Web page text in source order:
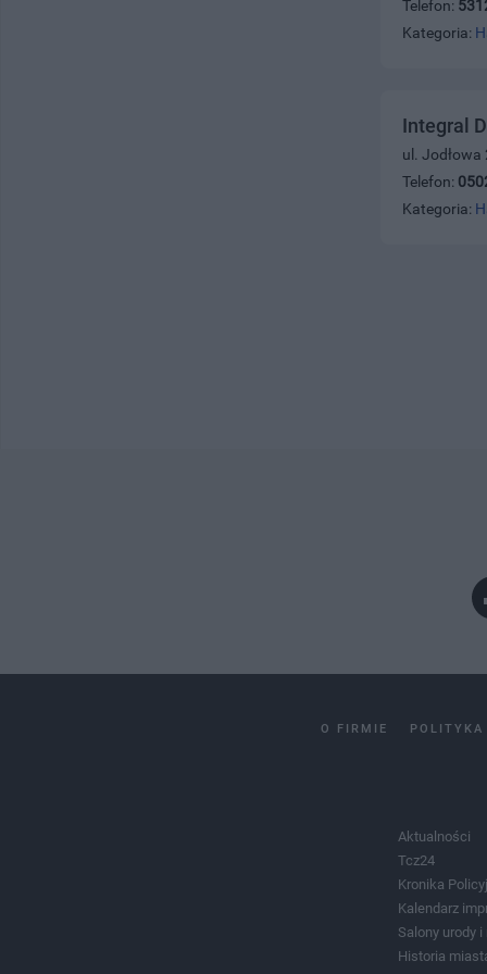
Telefon:
Kategoria:
Integral
ul. Jodłowa
Telefon:
Kategoria:
O FIRMIE POLITYKA
Aktualności
Tcz24
Kronika
Kalendarz
Salony urody i
Historia